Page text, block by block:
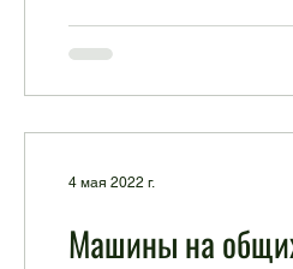
Машины на
4 мая 2022 г.